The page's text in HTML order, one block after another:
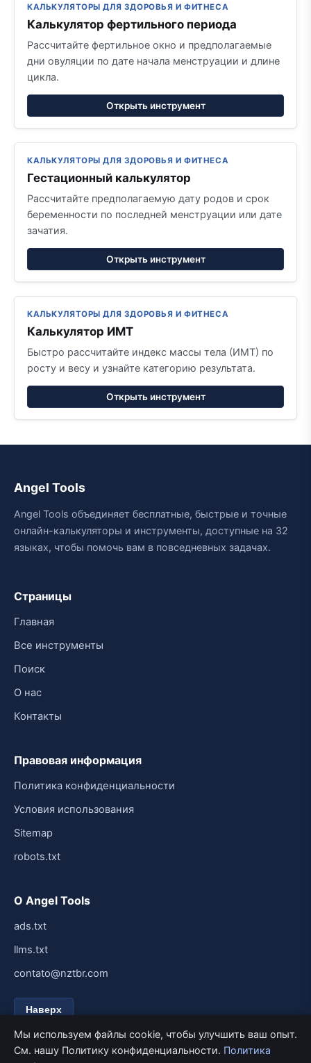
КАЛЬКУЛЯТОРЫ ДЛЯ ЗДОРОВЬЯ И ФИТНЕСА
Калькулятор фертильного периода
Рассчитайте фертильное окно и предполагаемые
дни овуляции по дате начала менструации и длине
цикла.
Открыть инструмент
КАЛЬКУЛЯТОРЫ ДЛЯ ЗДОРОВЬЯ И ФИТНЕСА
Гестационный калькулятор
Рассчитайте предполагаемую дату родов и срок
беременности по последней менструации или дате
зачатия.
Открыть инструмент
КАЛЬКУЛЯТОРЫ ДЛЯ ЗДОРОВЬЯ И ФИТНЕСА
Калькулятор ИМТ
Быстро рассчитайте индекс массы тела (ИМТ) по
росту и весу и узнайте категорию результата.
Открыть инструмент
Angel Tools
Angel Tools объединяет бесплатные, быстрые и точные
онлайн-калькуляторы и инструменты, доступные на 32
языках, чтобы помочь вам в повседневных задачах.
Страницы
Главная
Все инструменты
Поиск
О нас
Контакты
Правовая информация
Политика конфиденциальности
Условия использования
Sitemap
robots.txt
О Angel Tools
ads.txt
llms.txt
contato@nztbr.com
Наверх
Мы используем файлы cookie, чтобы улучшить ваш опыт.
См. нашу Политику конфиденциальности. Политика